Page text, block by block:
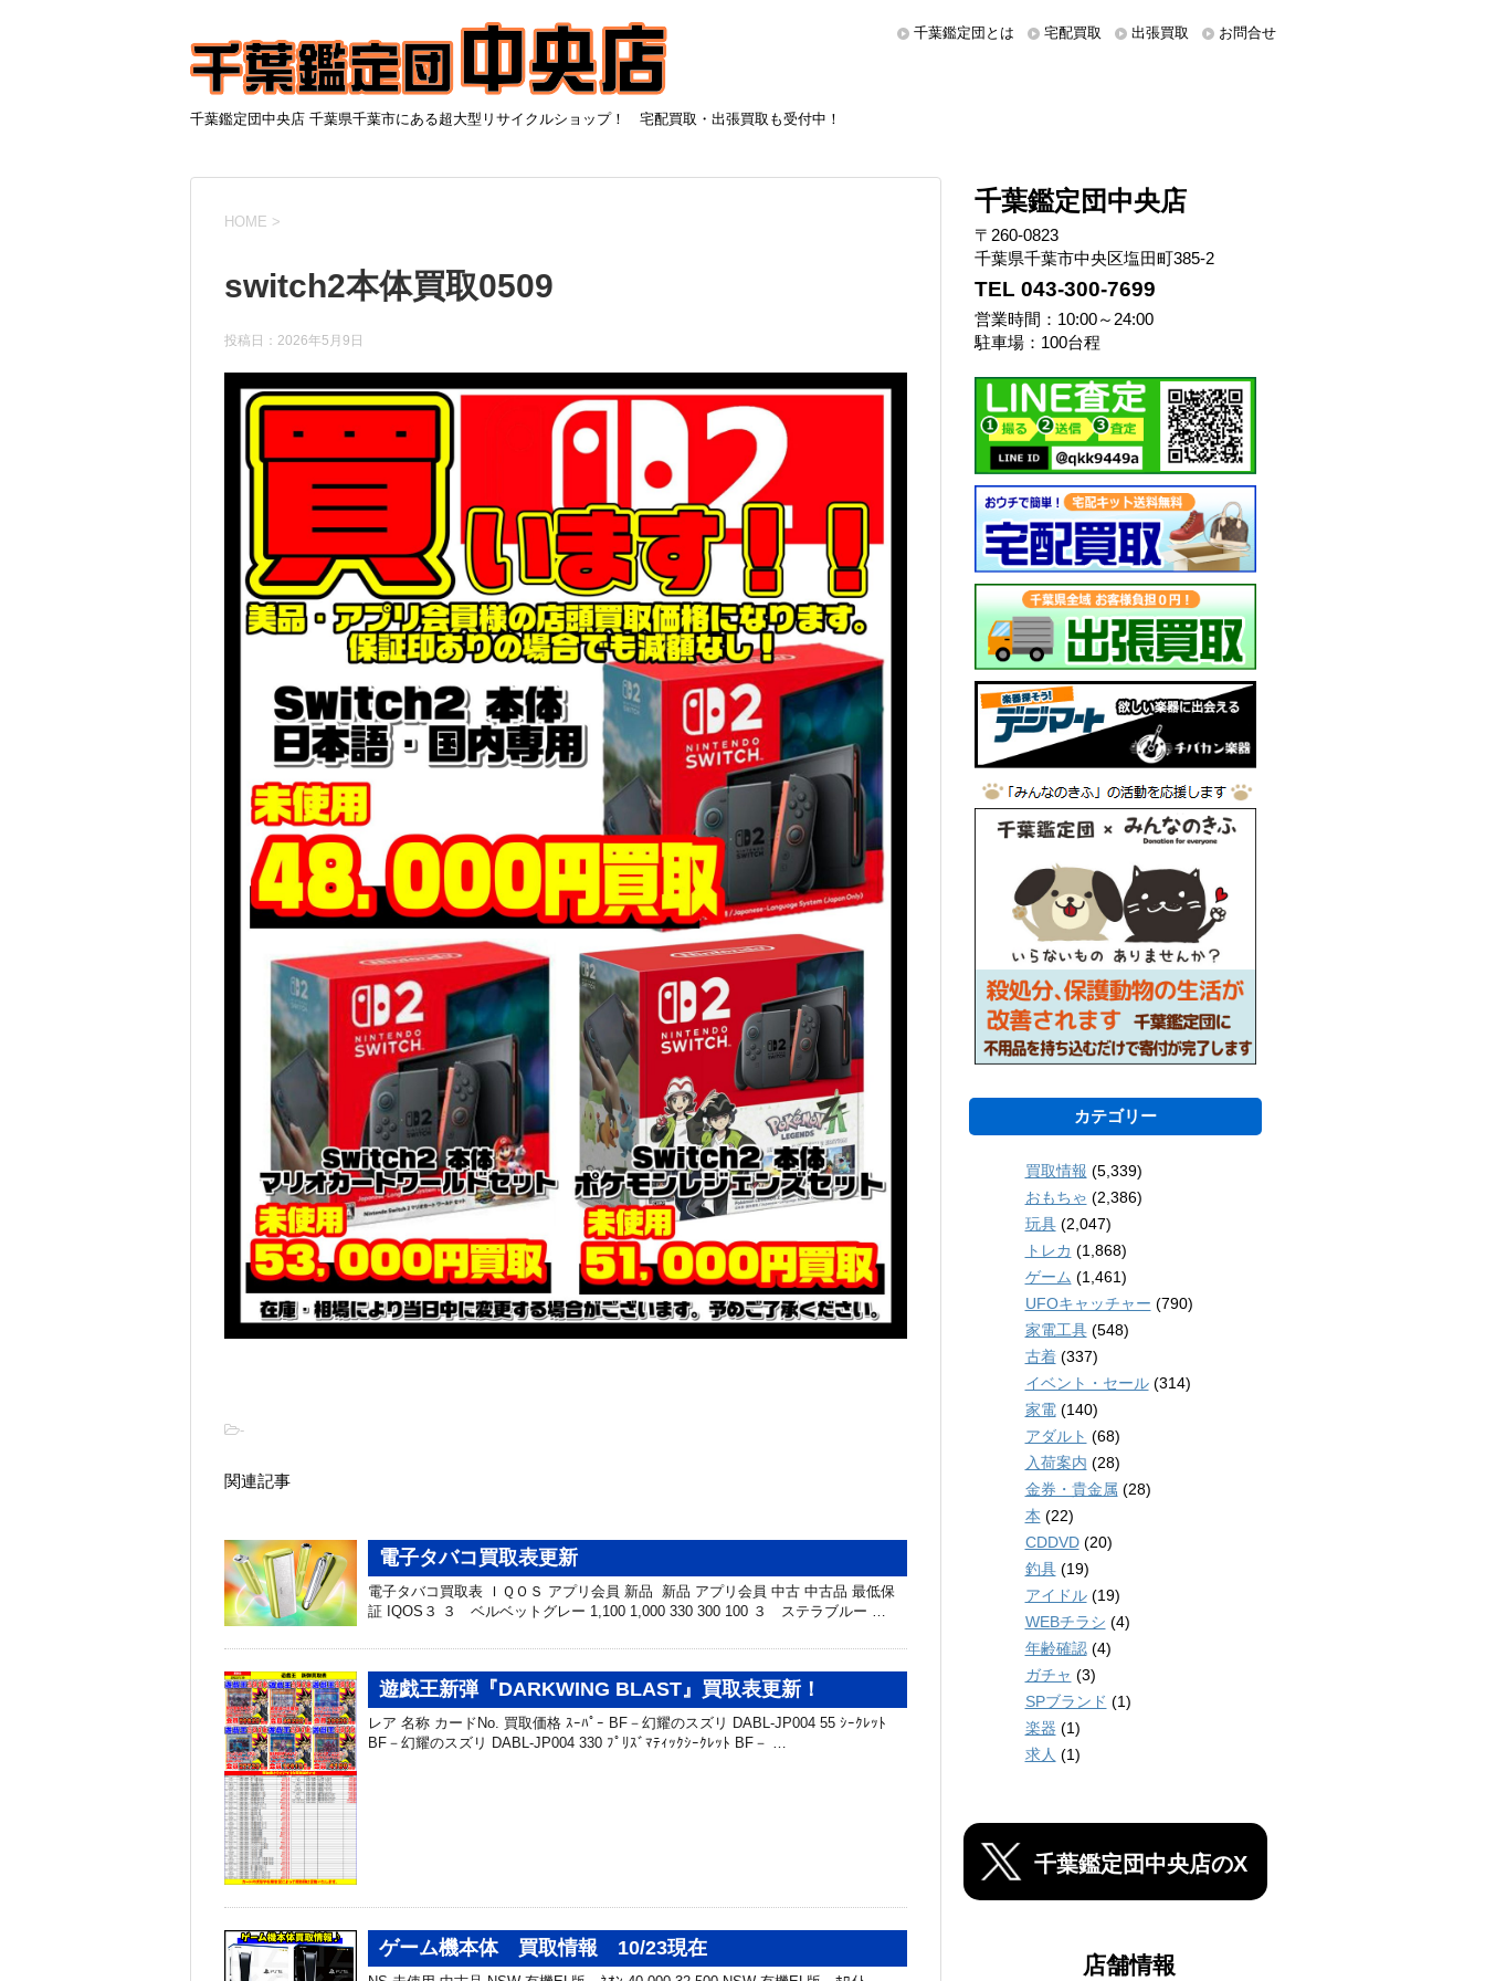
千葉鑑定団中央店 千葉県千葉市にある超大型リサイクルショップ！ 宅配買取・出張買取も受付中！
千葉鑑定団とは 宅配買取 出張買取 お問合せ
HOME >
switch2本体買取0509
投稿日： 2026年5月9日
-
関連記事
電子タバコ買取表更新
電子タバコ買取表 ＩＱＯＳ アプリ会員 新品 新品 アプリ会員 中古 中古品 最低保
証 IQOS３ ３ ベルベットグレー 1,100 1,000 330 300 100 ３ ステラブルー …
遊戯王新弾『DARKWING BLAST』買取表更新！
レア 名称 カードNo. 買取価格 ｽｰﾊﾟｰ BF－幻耀のスズリ DABL-JP004 55 ｼｰｸﾚｯﾄ
BF－幻耀のスズリ DABL-JP004 330 ﾌﾟﾘｽﾞﾏﾃｨｯｸｼｰｸﾚｯﾄ BF－ …
ゲーム機本体 買取情報 10/23現在
千葉鑑定団中央店
〒260-0823
千葉県千葉市中央区塩田町385-2
TEL 043-300-7699
営業時間：10:00～24:00
駐車場：100台程
カテゴリー
買取情報 (5,339)
おもちゃ (2,386)
玩具(2,047)
トレカ (1,868)
ゲーム (1,461)
UFOキャッチャー (790)
家電工具(548)
古着(337)
イベント・セール(314)
家電(140)
アダルト (68)
入荷案内 (28)
金券・貴金属 (28)
本 (22)
CDDVD(20)
釣具(19)
アイドル(19)
WEBチラシ (4)
年齢確認(4)
ガチャ (3)
SPブランド (1)
楽器 (1)
求人 (1)
千葉鑑定団中央店のX
店舗情報